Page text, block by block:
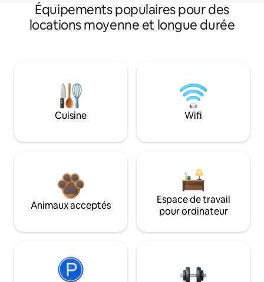
Équipements populaires pour des
locations moyenne et longue durée
Cuisine Wifi
Animaux acceptés
Espace de travail
pour ordinateur